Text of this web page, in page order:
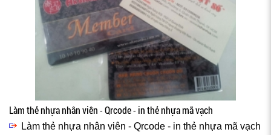
Làm thẻ nhựa nhân viên - Qrcode - in thẻ nhựa mã vạch
Làm thẻ nhựa nhân viên - Qrcode - in thẻ nhựa mã vạch